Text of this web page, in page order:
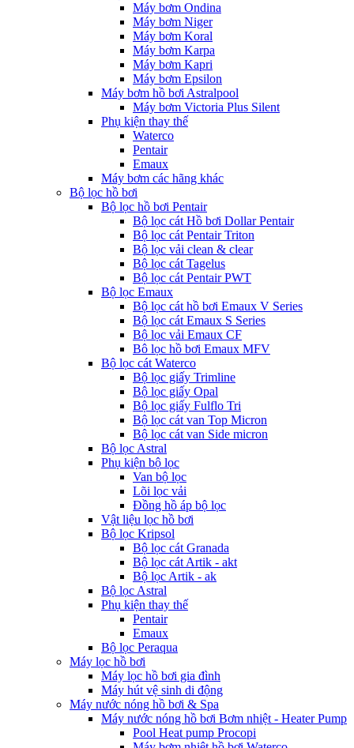
Máy bơm Ondina
Máy bơm Niger
Máy bơm Koral
Máy bơm Karpa
Máy bơm Kapri
Máy bơm Epsilon
Máy bơm hồ bơi Astralpool
Máy bơm Victoria Plus Silent
Phụ kiện thay thế
Waterco
Pentair
Emaux
Máy bơm các hãng khác
Bộ lọc hồ bơi
Bộ lọc hồ bơi Pentair
Bộ lọc cát Hồ bơi Dollar Pentair
Bộ lọc cát Pentair Triton
Bộ lọc vải clean & clear
Bộ lọc cát Tagelus
Bộ lọc cát Pentair PWT
Bộ lọc Emaux
Bộ lọc cát hồ bơi Emaux V Series
Bộ lọc cát Emaux S Series
Bộ lọc vải Emaux CF
Bô lọc hồ bơi Emaux MFV
Bộ lọc cát Waterco
Bộ lọc giấy Trimline
Bộ lọc giấy Opal
Bộ lọc giấy Fulflo Tri
Bộ lọc cát van Top Micron
Bộ lọc cát van Side micron
Bộ lọc Astral
Phụ kiện bộ lọc
Van bộ lọc
Lõi lọc vải
Đồng hồ áp bộ lọc
Vật liệu lọc hồ bơi
Bộ lọc Kripsol
Bộ lọc cát Granada
Bộ lọc cát Artik - akt
Bộ lọc Artik - ak
Bộ lọc Astral
Phụ kiện thay thế
Pentair
Emaux
Bộ lọc Peraqua
Máy lọc hồ bơi
Máy lọc hồ bơi gia đình
Máy hút vệ sinh di động
Máy nước nóng hồ bơi & Spa
Máy nước nóng hồ bơi Bơm nhiệt - Heater Pump
Pool Heat pump Procopi